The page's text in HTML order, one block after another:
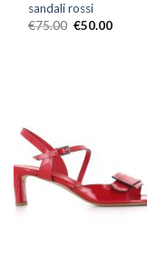
sandali rossi
€75.00 €50.00